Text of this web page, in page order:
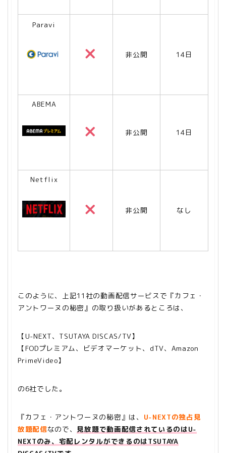
Paravi
非公開 14日
ABEMA
非公開 14日
Netflix
非公開 なし
このように、上記11社の動画配信サービスで『カフェ・
アントワーヌの秘密』の取り扱いがあるところは、
【U-NEXT、TSUTAYA DISCAS/TV】
【FODプレミアム、ビデオマーケット、dTV、Amazon
PrimeVideo】
の6社でした。
『カフェ・アントワーヌの秘密』は、 U-NEXTの独占見
放題配信なので、 見放題で動画配信されているのはU-
NEXTのみ、宅配レンタルができるのはTSUTAYA